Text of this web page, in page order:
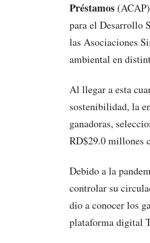
Préstamos (ACAP)
para el Desarrollo
las Asociaciones
ambiental en
Al llegar a esta
sostenibilidad, la
ganadoras,
RD$29.0 millones
Debido a la
controlar su
dio a conocer los
plataforma digital